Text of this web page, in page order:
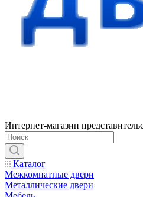
Интернет-магазин
Каталог
Межкомнатные двери
Металлические двери